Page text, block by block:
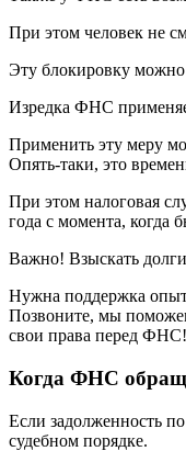
При этом человек не
Эту блокировку можно
Изредка ФНС
Применить эту меру
Опять-таки, это
При этом налоговая
года с момента, когда
Важно! Взыскать
Нужна поддержка
Позвоните, мы
свои права перед ФНС!
Когда ФНС
Если задолженность
судебном порядке.